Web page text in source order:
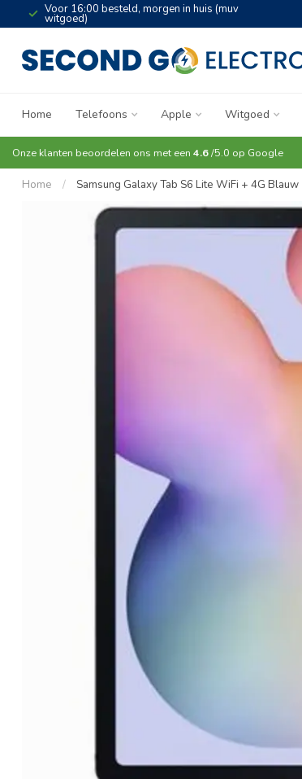
Voor 16:00 besteld, morgen in huis (muv
witgoed)
Home Telefoons Apple Witgoed
Onze klanten beoordelen ons met een 4.6/5.0 op Google
Home / Samsung Galaxy Tab S6 Lite WiFi + 4G Blauw